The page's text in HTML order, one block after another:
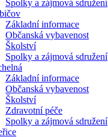
Spolky a zájmová sdružení
Základní informace
Občanská vybavenost
Školství
Spolky a zájmová sdružení
Základní informace
Občanská vybavenost
Školství
Zdravotní péče
Spolky a zájmová sdružení